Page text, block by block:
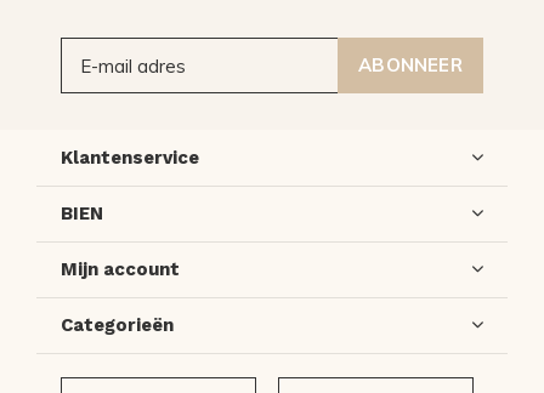
ABONNEER
Klantenservice
BIEN
Mijn account
Categorieën